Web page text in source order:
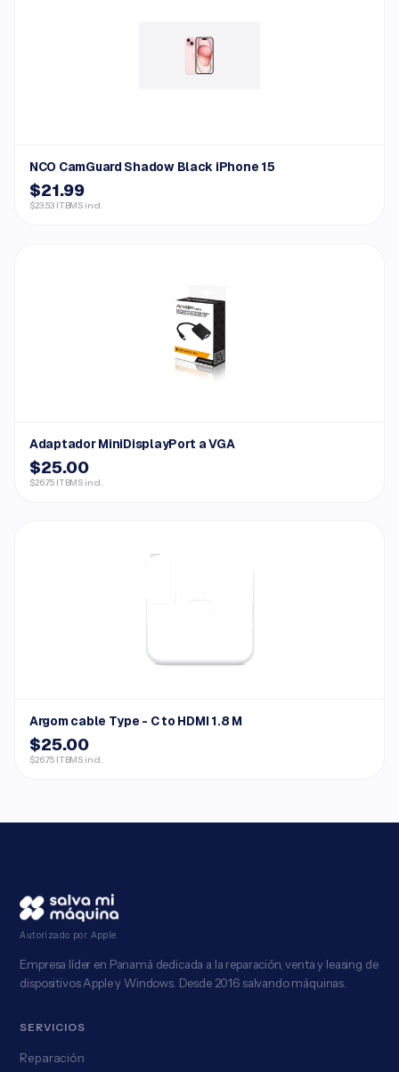
NCO CamGuard Shadow Black iPhone 15
$21.99
$23.53 ITBMS incl.
Adaptador MiniDisplayPort a VGA
$25.00
$26.75 ITBMS incl.
Argom cable Type - C to HDMI 1.8 M
$25.00
$26.75 ITBMS incl.
Autorizado por Apple
Empresa líder en Panamá dedicada a la reparación, venta y leasing de
dispositivos Apple y Windows. Desde 2016 salvando máquinas.
SERVICIOS
Reparación